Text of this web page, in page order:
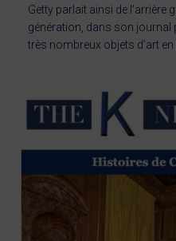
Getty parlait ainsi de l’arrière
génération, dans son journal
très nombreux objets d’art en